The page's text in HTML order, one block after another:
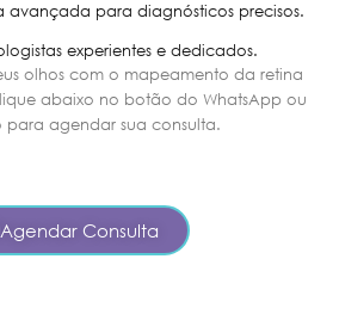
avançada para diagnósticos precisos.
experientes e dedicados.
olhos com o mapeamento da retina
abaixo no botão do WhatsApp ou
para agendar sua consulta.
Agendar Consulta